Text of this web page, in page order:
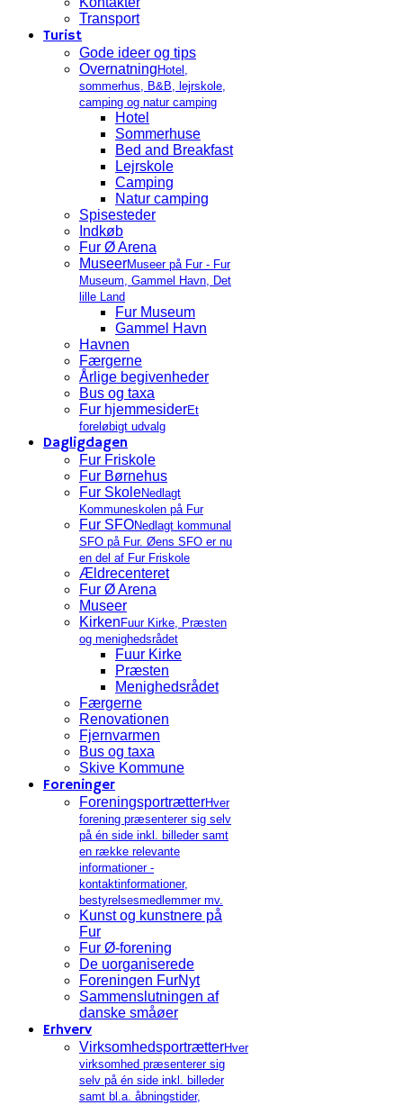
Transport
Turist
Gode ideer og tips
Overnatning Hotel,
sommerhus, B&B, lejrskole,
camping og natur camping
Hotel
Sommerhuse
Bed and Breakfast
Lejrskole
Camping
Natur camping
Spisesteder
Indkøb
Fur Ø Arena
MuseerMuseer på Fur - Fur
Museum, Gammel Havn, Det
lille Land
Fur Museum
Gammel Havn
Havnen
Færgerne
Årlige begivenheder
Bus og taxa
Fur hjemmesiderEt
foreløbigt udvalg
Dagligdagen
Fur Friskole
Fur Børnehus
Fur SkoleNedlagt
Kommuneskolen på Fur
Fur SFONedlagt kommunal
SFO på Fur. Øens SFO er nu
en del af Fur Friskole
Ældrecenteret
Fur Ø Arena
Museer
Kirken Fuur Kirke, Præsten
og menighedsrådet
Fuur Kirke
Præsten
Menighedsrådet
Færgerne
Renovationen
Fjernvarmen
Bus og taxa
Skive Kommune
Foreninger
ForeningsportrætterHver
forening præsenterer sig selv
på én side inkl. billeder samt
en række relevante
informationer -
kontaktinformationer,
bestyrelsesmedlemmer mv.
Kunst og kunstnere på
Fur
Fur Ø-forening
De uorganiserede
Foreningen FurNyt
Sammenslutningen af
danske småøer
Erhverv
VirksomhedsportrætterHver
virksomhed præsenterer sig
selv på én side inkl. billeder
samt bl.a. åbningstider,